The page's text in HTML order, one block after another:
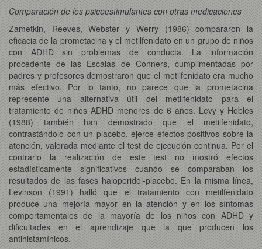
Comparación de los psicoestimulantes con otras medicaciones
Zametkin, Reeves, Webster y Werry (1986) compararon la
eficacia de la prometacina y el metilfenidato en un grupo de niños
con ADHD sin problemas de conducta. La información
procedente de las Escalas de Conners, cumplimentadas por
padres y profesores demostraron que el metilfenidato era mucho
más efectivo. Por lo tanto, no parece que la prometacina
represente una alternativa útil del metilfenidato para el
tratamiento de niños ADHD menores de 6 años. Levy y Hobles
(1988) también han demostrado que el metilfenidato,
contrastándolo con un placebo, ejerce efectos positivos sobre la
atención, valorada mediante el test de ejecución continua. Por el
contrario la realización de este test no mostró efectos
estadísticamente significativos cuando se comparaban los
resultados de las fases haloperidol-placebo. En la misma línea,
Levinson (1991) halló que el tratamiento con metilfenidato
produce una mejoría mayor en la atención y en los síntomas
comportamentales de la mayoría de los niños con ADHD y
dificultades en el aprendizaje que la que producen los
antihistamínicos.